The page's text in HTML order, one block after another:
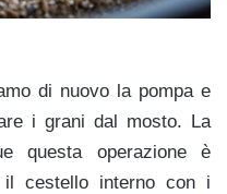
di nuovo la pompa e
i grani dal mosto. La
questa operazione è
il cestello interno con i